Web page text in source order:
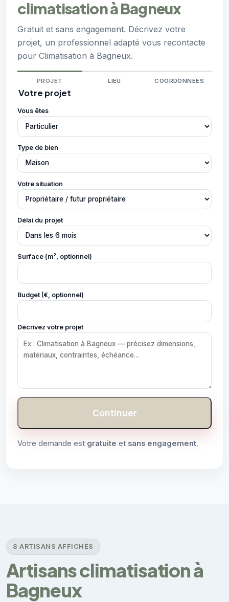
climatisation à Bagneux
Gratuit et sans engagement. Décrivez votre
projet, un professionnel adapté vous recontacte
pour Climatisation à Bagneux.
PROJET LIEU COORDONNÉES
Votre projet
Vous êtes
Type de bien
Votre situation
Délai du projet
Surface (m², optionnel)
Budget (€, optionnel)
Décrivez votre projet
Continuer
Votre demande est gratuite et sans engagement.
8 ARTISANS AFFICHÉS
Artisans climatisation à
Bagneux